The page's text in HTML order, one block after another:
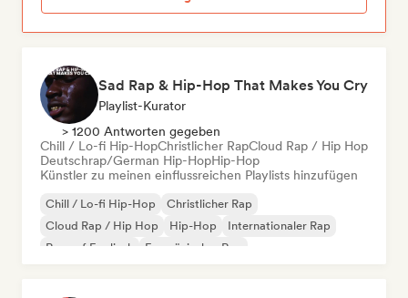
Sad Rap & Hip-Hop That Makes You Cry
Playlist-Kurator
> 1200 Antworten gegeben
Chill / Lo-fi Hip-HopChristlicher RapCloud Rap / Hip Hop
Deutschrap/German Hip-HopHip-Hop
Künstler zu meinen einflussreichen Playlists hinzufügen
Chill / Lo-fi Hip-Hop
Christlicher Rap
Cloud Rap / Hip Hop
Hip-Hop
Internationaler Rap
Rap auf Englisch
Französischer Rap